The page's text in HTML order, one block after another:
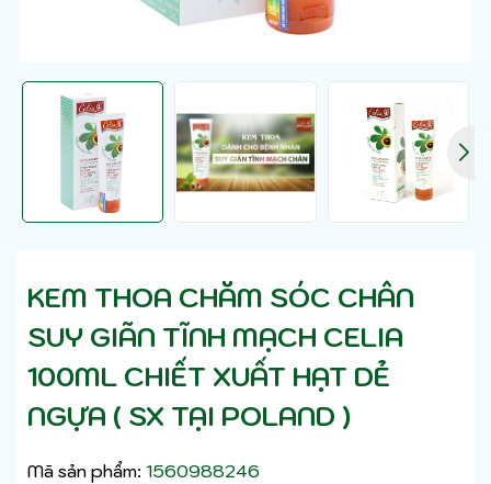
KEM THOA CHĂM SÓC CHÂN
SUY GIÃN TĨNH MẠCH CELIA
100ML CHIẾT XUẤT HẠT DẺ
NGỰA ( SX TẠI POLAND )
Mã sản phẩm: 1560988246